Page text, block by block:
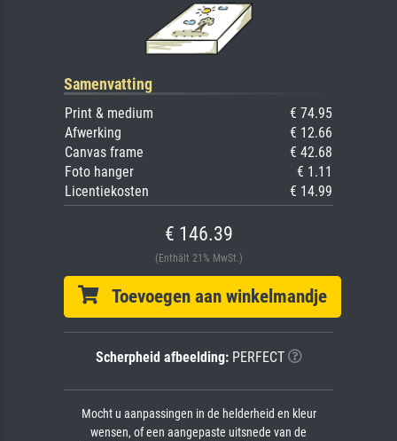
Samenvatting
Print & medium
€ 74.95
Afwerking
€ 12.66
Canvas frame
€ 42.68
Foto hanger
€ 1.11
Licentiekosten
€ 14.99
€ 146.39
(Enthält 21% MwSt.)
Toevoegen aan winkelmandje
Scherpheid afbeelding:PERFECT
Mocht u aanpassingen in de helderheid en kleur
wensen, of een aangepaste uitsnede van de